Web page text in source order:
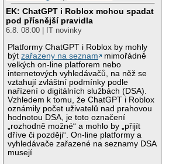
EK: ChatGPT i Roblox mohou spadat
pod přísnější pravidla
6.8. 08:00 | IT novinky
Platformy ChatGPT i Roblox by mohly
býtzařazeny na seznam
mimořádně
velkých on-line platforem nebo
internetových vyhledávačů, na něž se
vztahují zvláštní podmínky podle
nařízení o digitálních službách (DSA).
Vzhledem k tomu, že ChatGPT i Roblox
oznámily počet uživatelů nad prahovou
hodnotou DSA, je toto označení
„rozhodně možné“ a mohlo by „přijít
dříve či později“. On-line platformy a
vyhledávače zařazené na seznamy DSA
musejí